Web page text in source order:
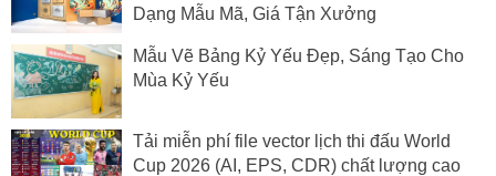
Dạng Mẫu Mã, Giá Tận Xưởng
Mẫu Vẽ Bảng Kỷ Yếu Đẹp, Sáng Tạo Cho
Mùa Kỷ Yếu
Tải miễn phí file vector lịch thi đấu World
Cup 2026 (AI, EPS, CDR) chất lượng cao